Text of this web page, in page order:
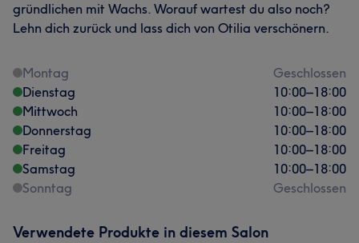
gründlichen mit Wachs. Worauf wartest du also noch?
Lehn dich zurück und lass dich von Otilia verschönern.
Montag
Geschlossen
Dienstag
10:00–18:00
Mittwoch
10:00–18:00
Donnerstag
10:00–18:00
Freitag
10:00–18:00
Samstag
10:00–18:00
Sonntag
Geschlossen
Verwendete Produkte in diesem Salon